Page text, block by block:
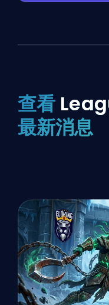
查看
最新消息